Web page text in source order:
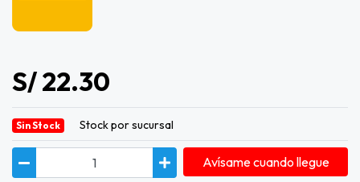
S/ 22.30
Sin Stock Stock por sucursal
Avísame cuando llegue